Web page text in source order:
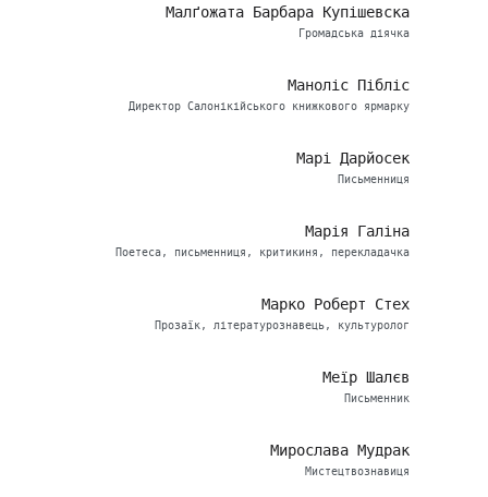
Малґожата Барбара Купішевска
Громадська діячка
Маноліс Пібліс
Директор Салонікійського книжкового ярмарку
Марі Дарйосек
Письменниця
Марія Галіна
Поетеса, письменниця, критикиня, перекладачка
Марко Роберт Стех
Прозаїк, літературознавець, культуролог
Меїр Шалєв
Письменник
Мирослава Мудрак
Мистецтвознавиця